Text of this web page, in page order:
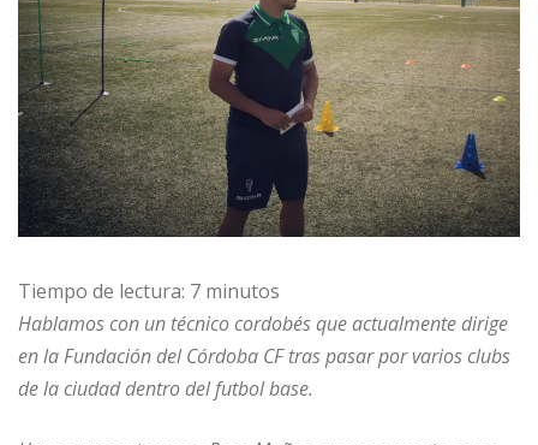
Tiempo de lectura: 7 minutos
Hablamos con un técnico cordobés que actualmente dirige
en la Fundación del Córdoba CF tras pasar por varios clubs
de la ciudad dentro del futbol base.